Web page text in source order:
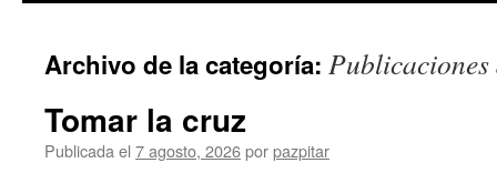
Archivo de la categoría:
Tomar la cruz
Publicada el 7 agosto, 2026porpazpitar